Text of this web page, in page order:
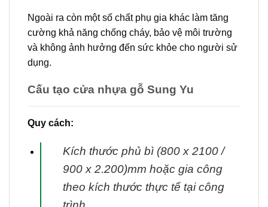
Ngoài ra còn một số chất phụ gia khác làm tăng
cường khả năng chống cháy, bảo vệ môi trường
và không ảnh hưởng đến sức khỏe cho người sử
dụng.
Cấu tạo cửa nhựa gỗ Sung Yu
Quy cách:
Kích thước phủ bì (800 x 2100 /
900 x 2.200)mm hoặc gia công
theo kích thước thực tế tạicông